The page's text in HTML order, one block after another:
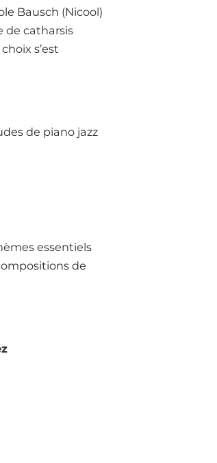
Bausch (Nicool)
de catharsis
s’est
de piano jazz
essentiels
de